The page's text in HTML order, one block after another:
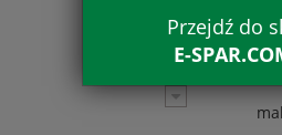
Przejdź do
E-